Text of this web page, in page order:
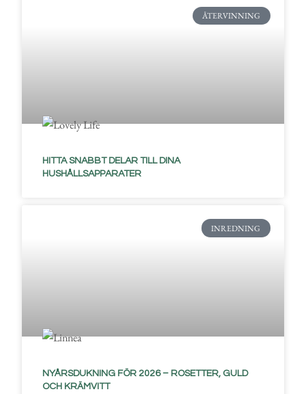
ÅTERVINNING
HITTA SNABBT DELAR TILL DINA
HUSHÅLLSAPPARATER
INREDNING
NYÅRSDUKNING FÖR 2026 – ROSETTER, GULD
OCH KRÄMVITT